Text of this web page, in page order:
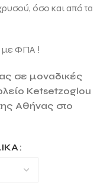
όσο και από τα
με ΦΠΑ !
σε μοναδικές
Ketsetzoglou
Αθήνας στο